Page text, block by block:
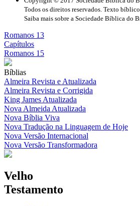
Todos os direitos reservados. Texto
Saiba mais sobre a Sociedade Bíblica do
Romanos 13
Capítulos
Romanos 15
Bíblias
Almeira Revista e Atualizada
Almeira Revista e Corrigida
King James Atualizada
Nova Almeida Atualizada
Nova Bíblia Viva
Nova Tradução na Linguagem de Hoje
Nova Versão Internacional
Nova Versão Transformadora
Velho
Testamento